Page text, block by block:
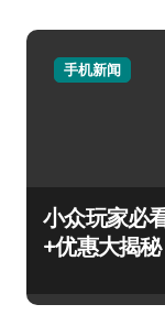
手机新闻
小众玩家必
+优惠大揭